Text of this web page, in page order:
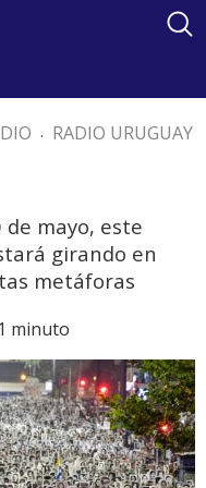
. RADIO URUGUAY
de mayo, este
girando en
metáforas
minuto